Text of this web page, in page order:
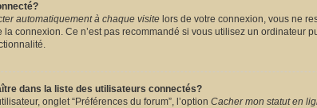
automatiquement à chaque visite lors de votre connexion, vous ne
connexion. Ce n’est pas recommandé si vous utilisez un
dans la liste des utilisateurs connectés?
onglet “Préférences du forum”, l’option Cacher mon statut en